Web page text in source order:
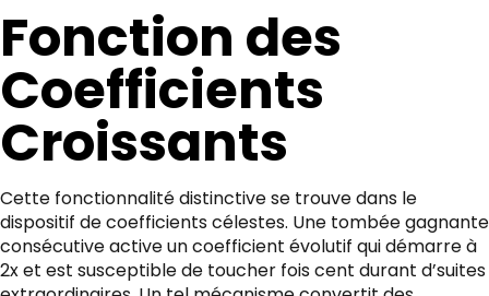
Fonction des
Coefficients
Croissants
Cette fonctionnalité distinctive se trouve dans le
dispositif de coefficients célestes. Une tombée gagnante
consécutive active un coefficient évolutif qui démarre à
2x et est susceptible de toucher fois cent durant d’suites